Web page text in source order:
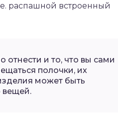
е. распашной встроенный
и то, что вы сами
полочки, их
может быть
вещей.